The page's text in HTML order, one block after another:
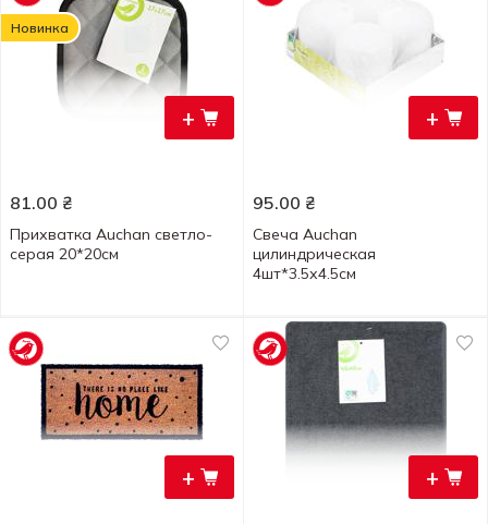
+
Новинка
81.00 ₴
Прихватка Auchan светло-
серая 20*20см
+
95.00 ₴
Свеча Auchan
цилиндрическая
4шт*3.5х4.5см
+ +